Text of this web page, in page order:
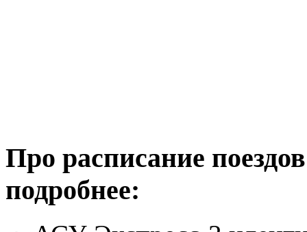
Про расписание
подробнее: